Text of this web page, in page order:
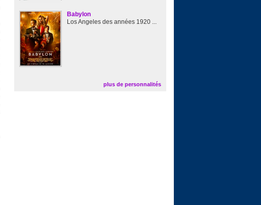
Babylon
Los Angeles des années 1920 ...
plus de personnalités